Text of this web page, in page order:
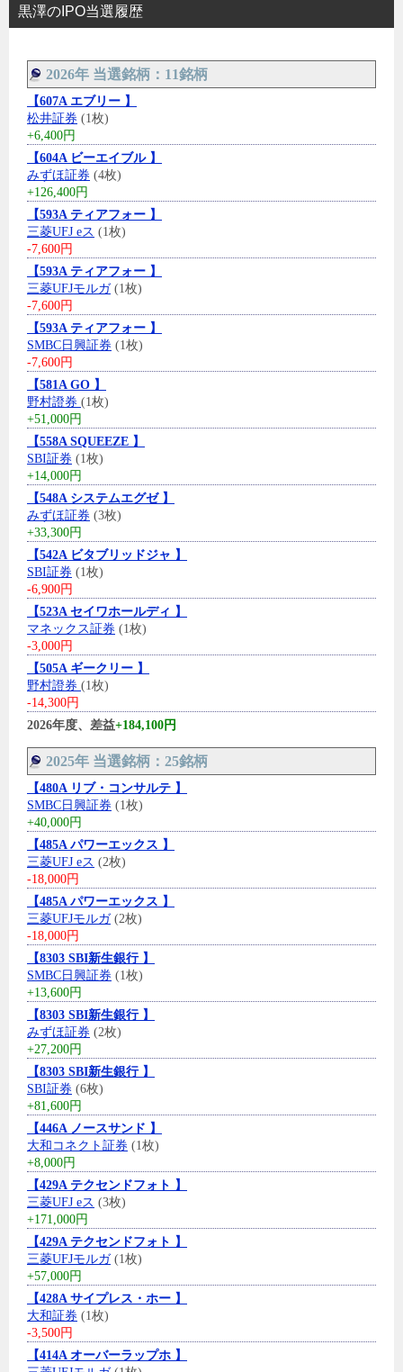
黒澤のIPO当選履歴
2026年 当選銘柄：11銘柄
【607A エブリー 】
松井証券 (1枚)
+6,400円
【604A ビーエイブル 】
みずほ証券 (4枚)
+126,400円
【593A ティアフォー 】
三菱UFJ eス (1枚)
-7,600円
【593A ティアフォー 】
三菱UFJモルガ(1枚)
-7,600円
【593A ティアフォー 】
SMBC日興証券 (1枚)
-7,600円
【581A GO 】
野村證券 (1枚)
+51,000円
【558A SQUEEZE 】
SBI証券 (1枚)
+14,000円
【548A システムエグゼ 】
みずほ証券 (3枚)
+33,300円
【542A ビタブリッドジャ 】
SBI証券 (1枚)
-6,900円
【523A セイワホールディ 】
マネックス証券 (1枚)
-3,000円
【505A ギークリー 】
野村證券 (1枚)
-14,300円
2026年度、差益+184,100円
2025年 当選銘柄：25銘柄
【480A リブ・コンサルテ 】
SMBC日興証券 (1枚)
+40,000円
【485A パワーエックス 】
三菱UFJ eス (2枚)
-18,000円
【485A パワーエックス 】
三菱UFJモルガ(2枚)
-18,000円
【8303 SBI新生銀行 】
SMBC日興証券 (1枚)
+13,600円
【8303 SBI新生銀行 】
みずほ証券 (2枚)
+27,200円
【8303 SBI新生銀行 】
SBI証券 (6枚)
+81,600円
【446A ノースサンド 】
大和コネクト証券 (1枚)
+8,000円
【429A テクセンドフォト 】
三菱UFJ eス (3枚)
+171,000円
【429A テクセンドフォト 】
三菱UFJモルガ(1枚)
+57,000円
【428A サイプレス・ホー 】
大和証券 (1枚)
-3,500円
【414A オーバーラップホ 】